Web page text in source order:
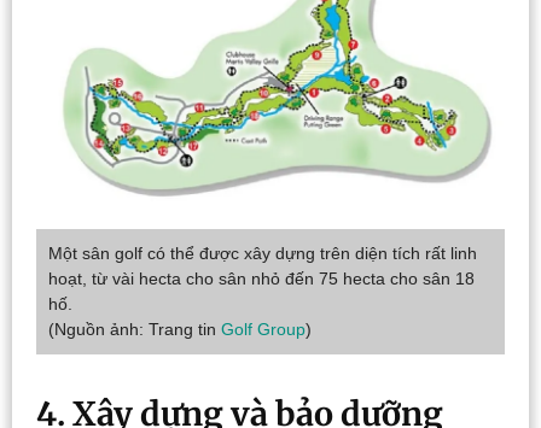
Một sân golf có thể được xây dựng trên diện tích rất linh
hoạt, từ vài hecta cho sân nhỏ đến 75 hecta cho sân 18
hố.
(Nguồn ảnh: Trang tin Golf Group)
4. Xây dựng và bảo dưỡng